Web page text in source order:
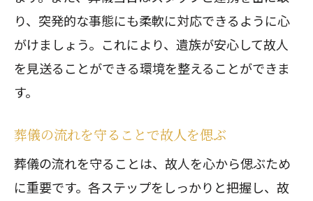
葬儀の流れに沿ったマナーの実践
り、突発的な事態にも柔軟に対応できるように心
がけましょう。これにより、遺族が安心して故人
を見送ることができる環境を整えることができま
す。
葬儀の流れを守ることで故人を偲ぶ
葬儀の流れを守ることは、故人を心から偲ぶため
に重要です。各ステップをしっかりと把握し、故